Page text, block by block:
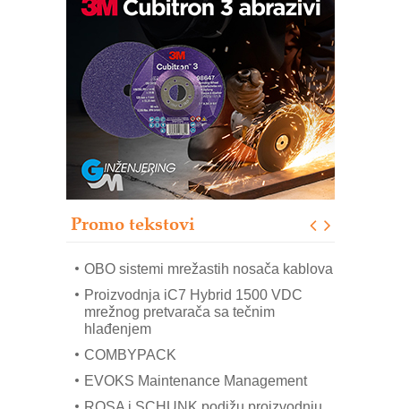
Promo tekstovi
Potpuna efikasnost bez složenih
sistema
Trajna oznaka kao dugoročna korist
Bezbednost na prvom mestu!
IB BLUMENAUER - više od 40 godina
poverenja u industriji
RMQ-TITAN ADVANCED INDICATOR
– Pametna signalizacija za efikasnije
upravljanje mašinama
Mitutoyo Crysta-Apex V PLUS: Nova
OBO sistemi mrežastih nosača kablova
Proizvodnja iC7 Hybrid 1500 VDC
mrežnog pretvarača sa tečnim
hlađenjem
COMBYPACK
EVOKS Maintenance Management